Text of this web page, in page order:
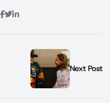
Next Post